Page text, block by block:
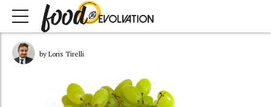
by Loris Tirelli